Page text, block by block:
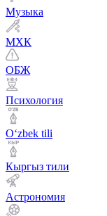
Музыка
МХК
ОБЖ
Психология
Оʻzbek tili
Кыргыз тили
Астрономия